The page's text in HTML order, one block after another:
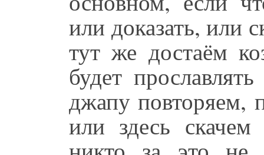
или доказать, или
тут же достаём
будет
джапу повторяем,
или здесь